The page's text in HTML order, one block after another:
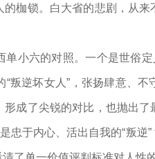
枷锁。白大省的悲剧，从
小六的对照。一个是世俗
叛逆坏女人”，张扬肆意、
成了尖锐的对比，也抛出
忠于内心、活出自我的“叛